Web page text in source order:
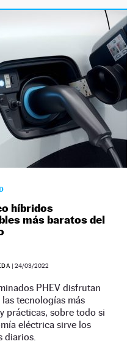
híbridos
más baratos del
| 24/03/2022
PHEV disfrutan
tecnologías más
prácticas, sobre todo si
eléctrica sirve los
diarios.